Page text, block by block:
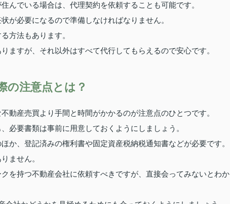
んでいる場合は、代理契約を依頼することも可能です。
が必要になるので準備しなければなりません。
方法もあります。
ますが、それ以外はすべて代行してもらえるので安心です。
の注意点とは？
動産売買より手間と時間がかかるのが注意点のひとつです。
必要書類は事前に用意しておくようにしましょう。
か、登記済みの権利書や固定資産税納税通知書などが必要です。
ません。
を持つ不動産会社に依頼すべきですが、直接会ってみないとわか